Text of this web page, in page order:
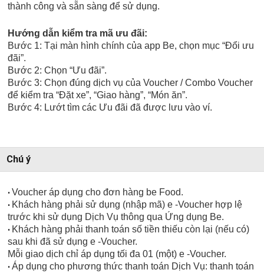
thành công và sẵn sàng để sử dụng.
Hướng dẫn kiểm tra mã ưu đãi:
Bước 1: Tại màn hình chính của app Be, chọn mục “Đổi ưu
đãi”.
Bước 2: Chọn “Ưu đãi”.
Bước 3: Chọn đúng dịch vụ của Voucher / Combo Voucher
để kiểm tra “Đặt xe”, “Giao hàng”, “Món ăn”.
Bước 4: Lướt tìm các Ưu đãi đã được lưu vào ví.
Chú ý
• Voucher áp dụng cho đơn hàng be Food.
• Khách hàng phải sử dụng (nhập mã) e -Voucher hợp lệ
trước khi sử dụng Dịch Vụ thông qua Ứng dụng Be.
• Khách hàng phải thanh toán số tiền thiếu còn lại (nếu có)
sau khi đã sử dụng e -Voucher.
Mỗi giao dịch chỉ áp dụng tối đa 01 (một) e -Voucher.
•Áp dụng cho phương thức thanh toán Dịch Vụ: thanh toán